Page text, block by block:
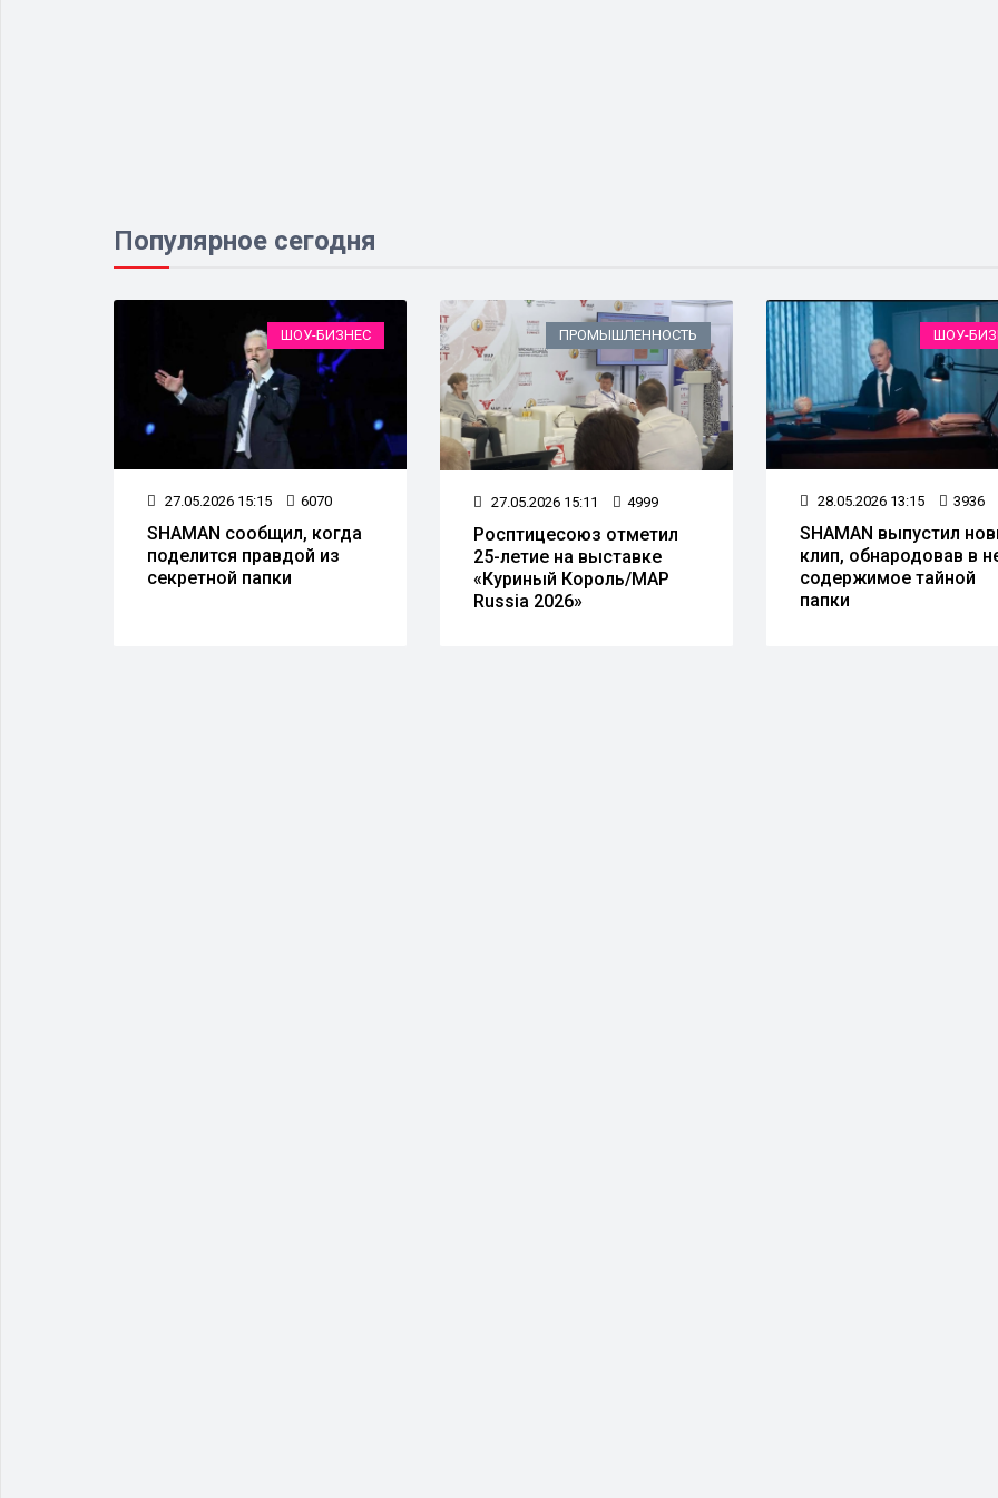
Популярное сегодня
ШОУ-БИЗНЕС
27.05.2026 15:15 6070
SHAMAN сообщил, когда
поделится правдой из
секретной папки
ПРОМЫШЛЕННОСТЬ
27.05.2026 15:11 4999
Росптицесоюз отметил
25-летие на выставке
«Куриный Король/MAP
Russia 2026»
ШОУ-
28.05.2026 13:15 3936
SHAMAN выпустил
клип, обнародовав в
содержимое тайной
папки